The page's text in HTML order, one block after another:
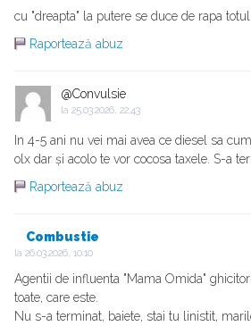
cu "dreapta" la putere se duce de rapa totul..
Raportează abuz
@Convulsie
la 25.03.2026, 22:43
In 4-5 ani nu vei mai avea ce diesel sa
olx dar și acolo te vor cocosa taxele. S-a
Raportează abuz
Combustie
la 26.03.2026, 10:10
Agentii de influenta "Mama Omida"
toate, care este.
Nu s-a terminat, baiete, stai tu linistit,